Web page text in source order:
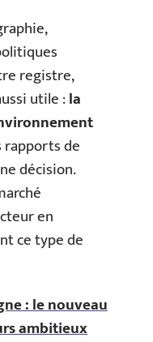
registre,
utile :la
rapports de
décision.
en
ce type de
: le nouveau
ambitieux